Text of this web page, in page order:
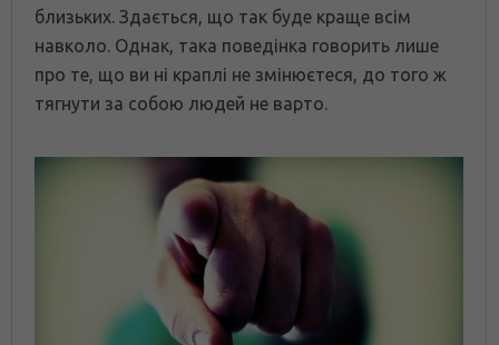
близьких. Здається, що так буде краще всім
навколо. Однак, така поведінка говорить лише
про те, що ви ні краплі не змінюєтеся, до того ж
тягнути за собою людей не варто.